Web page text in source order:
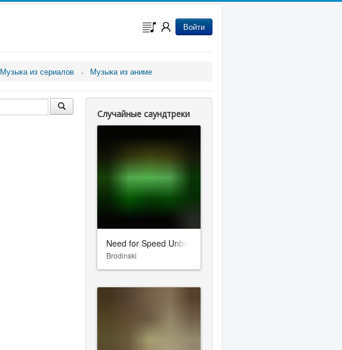
Войти
Музыка из сериалов Музыка из аниме
Случайные саундтреки
Need for Speed Unbound
Brodinski